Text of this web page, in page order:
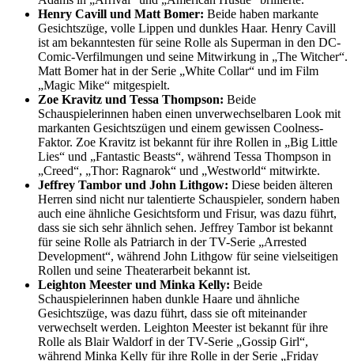
Henry Cavill und Matt Bomer: Beide haben markante
Gesichtszüge, volle Lippen und dunkles Haar. Henry Cavill
ist am bekanntesten für seine Rolle als Superman in den DC-
Comic-Verfilmungen und seine Mitwirkung in „The Witcher“.
Matt Bomer hat in der Serie „White Collar“ und im Film
„Magic Mike“ mitgespielt.
Zoe Kravitz und Tessa Thompson: Beide
Schauspielerinnen haben einen unverwechselbaren Look mit
markanten Gesichtszügen und einem gewissen Coolness-
Faktor. Zoe Kravitz ist bekannt für ihre Rollen in „Big Little
Lies“ und „Fantastic Beasts“, während Tessa Thompson in
„Creed“, „Thor: Ragnarok“ und „Westworld“ mitwirkte.
Jeffrey Tambor und John Lithgow: Diese beiden älteren
Herren sind nicht nur talentierte Schauspieler, sondern haben
auch eine ähnliche Gesichtsform und Frisur, was dazu führt,
dass sie sich sehr ähnlich sehen. Jeffrey Tambor ist bekannt
für seine Rolle als Patriarch in der TV-Serie „Arrested
Development“, während John Lithgow für seine vielseitigen
Rollen und seine Theaterarbeit bekannt ist.
Leighton Meester und Minka Kelly: Beide
Schauspielerinnen haben dunkle Haare und ähnliche
Gesichtszüge, was dazu führt, dass sie oft miteinander
verwechselt werden. Leighton Meester ist bekannt für ihre
Rolle als Blair Waldorf in der TV-Serie „Gossip Girl“,
während Minka Kelly für ihre Rolle in der Serie „Friday